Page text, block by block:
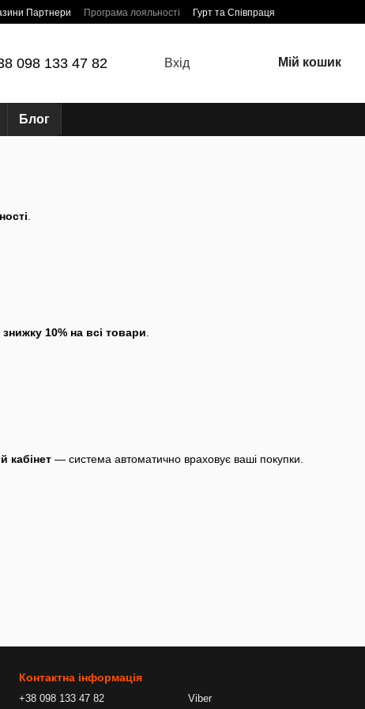
Партнери Програма лояльності Гурт та Співпраця
098 133 47 82 Вхід Мій кошик
Блог
10% на всі товари
кабінет — система автоматично враховує ваші покупки.
Контактна інформація
+38 098 133 47 82 Viber